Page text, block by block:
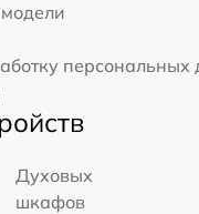
Духовых
шкафов